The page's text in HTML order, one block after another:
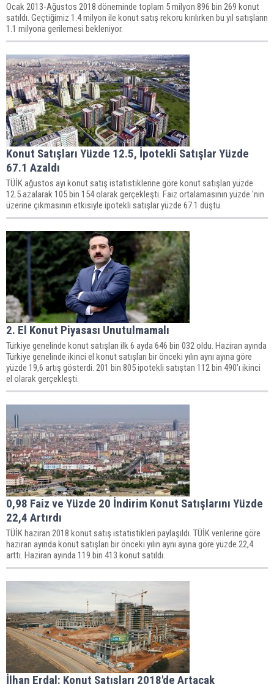
Ocak 2013-Ağustos 2018 döneminde toplam 5 milyon 896 bin 269 konut
satıldı. Geçtiğimiz 1.4 milyon ile konut satış rekoru kırılırken bu yıl satışların
1.1 milyona gerilemesi bekleniyor.
Konut Satışları Yüzde 12.5, İpotekli Satışlar Yüzde
67.1 Azaldı
TÜİK ağustos ayı konut satış istatistiklerine göre konut satışları yüzde
12.5 azalarak 105 bin 154 olarak gerçekleşti. Faiz ortalamasının yüzde 'nin
üzerine çıkmasının etkisiyle ipotekli satışlar yüzde 67.1 düştü.
2. El Konut Piyasası Unutulmamalı
Türkiye genelinde konut satışları ilk 6 ayda 646 bin 032 oldu. Haziran ayında
Türkiye genelinde ikinci el konut satışları bir önceki yılın aynı ayına göre
yüzde 19,6 artış gösterdi. 201 bin 805 ipotekli satıştan 112 bin 490’ı ikinci
el olarak gerçekleşti.
0,98 Faiz ve Yüzde 20 İndirim Konut Satışlarını Yüzde
22,4 Artırdı
TÜİK haziran 2018 konut satış istatistikleri paylaşıldı. TÜİK verilerine göre
haziran ayında konut satışları bir önceki yılın aynı ayına göre yüzde 22,4
arttı. Haziran ayında 119 bin 413 konut satıldı.
İlhan Erdal: Konut Satışları 2018'de Artacak